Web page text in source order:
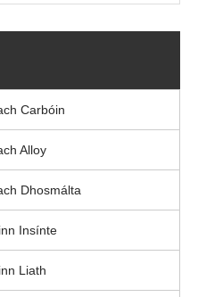
Carbóin
Alloy
Dhosmálta
Insínte
Liath